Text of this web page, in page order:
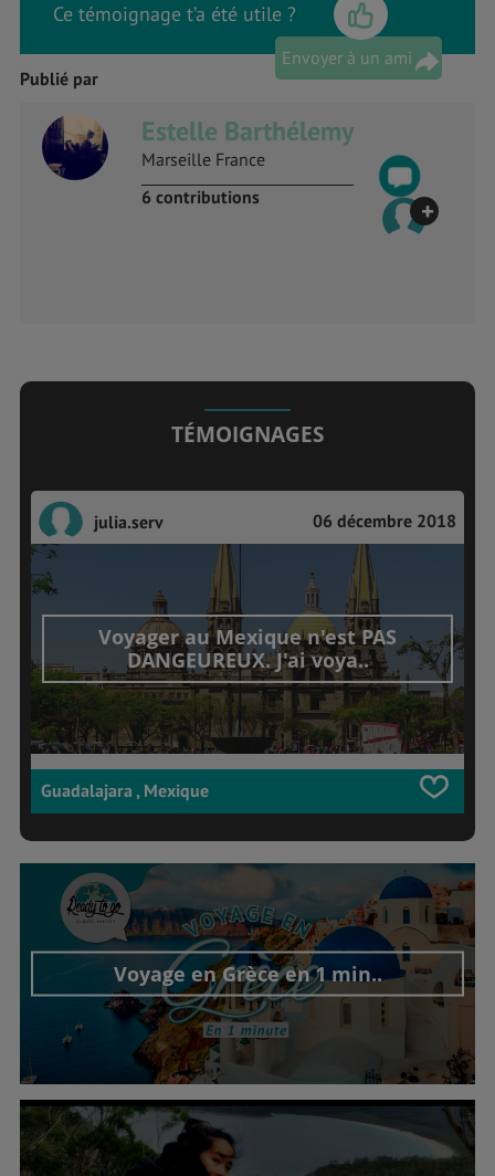
Ce témoignage t’a été utile ?
Envoyer à un ami
Publié par
Estelle Barthélemy
Marseille France
6 contributions
+
TÉMOIGNAGES
julia.serv 06 décembre 2018
Voyager au Mexique n'est PAS
DANGEUREUX. J'ai voya..
Guadalajara , Mexique
Voyage en Grèce en 1 min..
Découvrir cet interview